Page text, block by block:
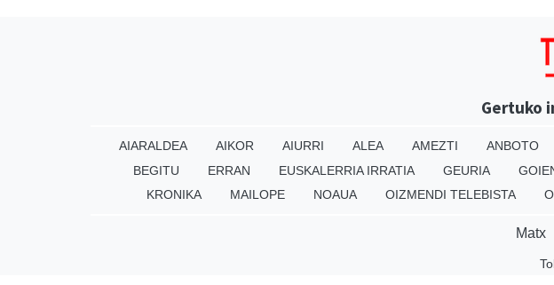
Gertuko
AIARALDEA AIKOR AIURRI ALEA AMEZTI ANBOTO
BEGITU
ERRAN EUSKALERRIA IRRATIA GEURIA
KRONIKA
MAILOPE NOAUA OIZMENDI TELEBISTA
Matx